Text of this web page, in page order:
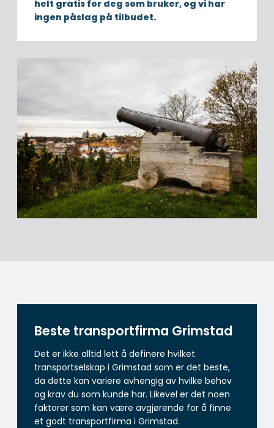
helt gratis for deg som bruker, og vi har
ingen påslag på tilbudet.
Beste transportfirma Grimstad
Det er ikke alltid lett å definere hvilket
transportselskap i Grimstad som er det beste,
da dette kan variere avhengig av hvilke behov
og krav du som kunde har. Likevel er det noen
faktorer som kan være avgjørende for å finne
et godt transportfirma i Grimstad.